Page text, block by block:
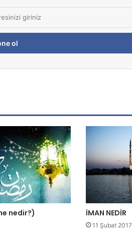
nedir?) İMAN NEDİR
11 Şubat 2017